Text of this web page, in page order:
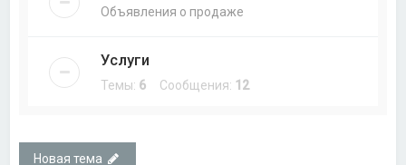
Объявления о продаже
Услуги
Темы: 6 Сообщения: 12
Новая тема